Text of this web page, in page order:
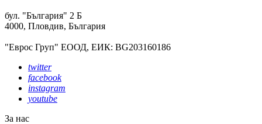
бул. "България" 2 Б
4000, Пловдив, България
"Еврос Груп" ЕООД, ЕИК: BG203160186
twitter
facebook
instagram
youtube
За нас